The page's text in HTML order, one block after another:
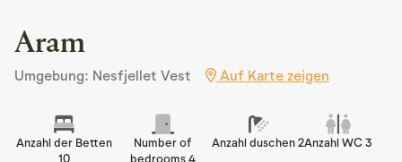
Aram
Umgebung: Nesfjellet Vest Auf Karte zeigen
Anzahl der Betten
10
Number of
bedrooms 4
Anzahl duschen 2Anzahl WC 3